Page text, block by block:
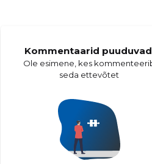
Kommentaarid
Ole esimene, kes
seda ettevõtet